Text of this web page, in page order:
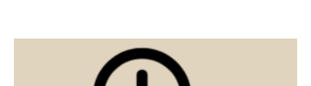
福音传讲与宣教 成员制与教会纪律
正體中文
葡萄牙语